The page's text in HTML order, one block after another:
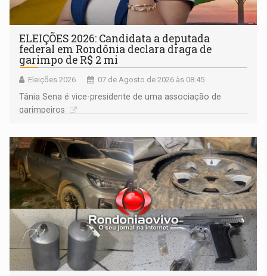
ELEIÇÕES 2026: Candidata a deputada
federal em Rondônia declara draga de
garimpo de R$ 2 mi
Eleições 2026 07 de Agosto de 2026 às 08:45
Tânia Sena é vice-presidente de uma associação de
garimpeiros